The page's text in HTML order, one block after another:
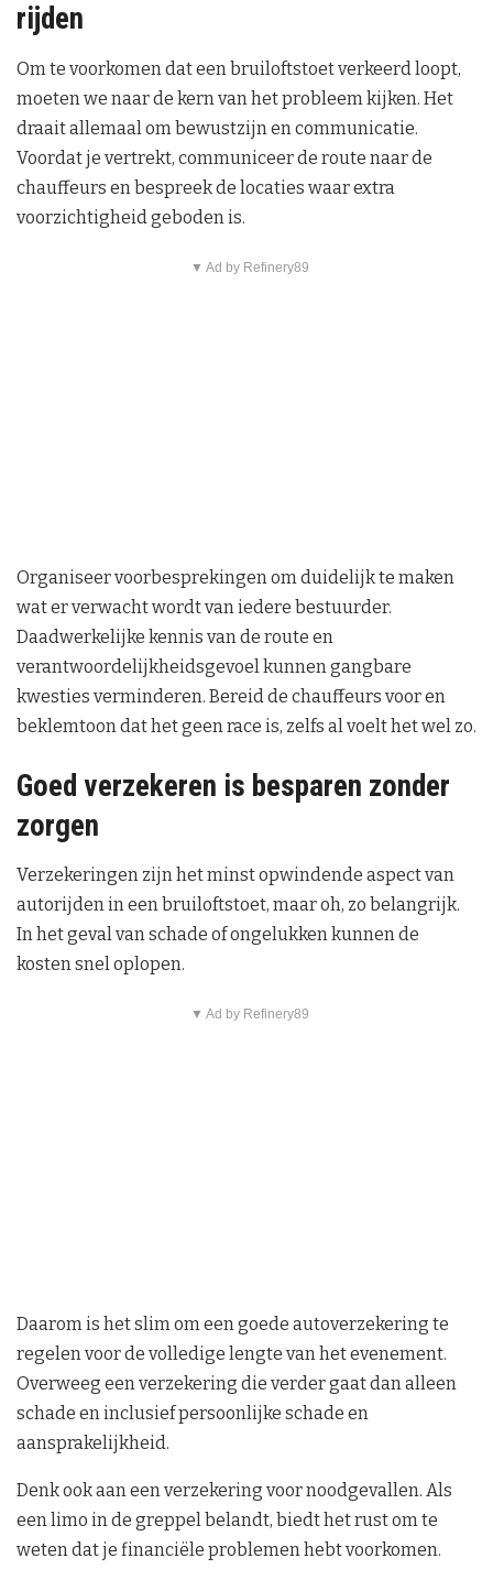
rijden
Om te voorkomen dat een bruiloftstoet verkeerd loopt,
moeten we naar de kern van het probleem kijken. Het
draait allemaal om bewustzijn en communicatie.
Voordat je vertrekt, communiceer de route naar de
chauffeurs en bespreek de locaties waar extra
voorzichtigheid geboden is.
▼ Ad by Refinery89
Organiseer voorbesprekingen om duidelijk te maken
wat er verwacht wordt van iedere bestuurder.
Daadwerkelijke kennis van de route en
verantwoordelijkheidsgevoel kunnen gangbare
kwesties verminderen. Bereid de chauffeurs voor en
beklemtoon dat het geen race is, zelfs al voelt het wel zo.
Goed verzekeren is besparen zonder
zorgen
Verzekeringen zijn het minst opwindende aspect van
autorijden in een bruiloftstoet, maar oh, zo belangrijk.
In het geval van schade of ongelukken kunnen de
kosten snel oplopen.
▼ Ad by Refinery89
Daarom is het slim om een goede autoverzekering te
regelen voor de volledige lengte van het evenement.
Overweeg een verzekering die verder gaat dan alleen
schade en inclusief persoonlijke schade en
aansprakelijkheid.
Denk ook aan een verzekering voor noodgevallen. Als
een limo in de greppel belandt, biedt het rust om te
weten dat je financiële problemen hebt voorkomen.